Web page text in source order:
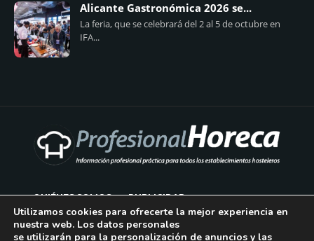
Alicante Gastronómica 2026 se...
La feria, que se celebrará del 2 al 5 de octubre en
IFA...
QUIÉNES SOMOS PUBLICIDAD
AVISO LEGAL
Utilizamos cookies para ofrecerte la mejor experiencia en
nuestra web. Los datos personales
se utilizarán para la personalización de anuncios y las